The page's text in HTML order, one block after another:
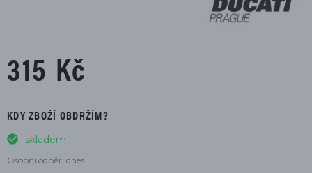
315 Kč
KDY ZBOŽÍ OBDRŽÍM?
skladem
Osobní odběr: dnes